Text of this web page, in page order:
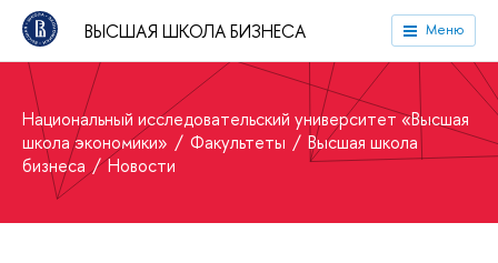
ВЫСШАЯ ШКОЛА БИЗНЕСА Меню
Национальный исследовательский университет «Высшая
школа экономики»
Факультеты
Высшая школа
бизнеса
Новости